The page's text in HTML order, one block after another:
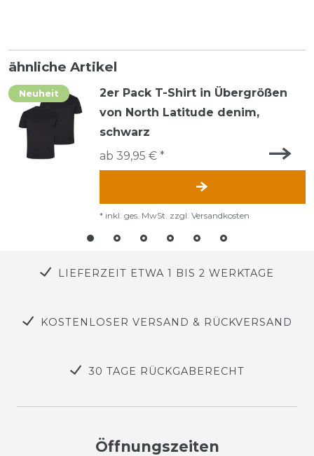
ähnliche Artikel
Neuheit
2er Pack T-Shirt in Übergrößen
von North Latitude denim,
schwarz
ab 39,95 € *
* inkl. ges. MwSt. zzgl. Versandkosten
LIEFERZEIT ETWA 1 BIS 2 WERKTAGE
KOSTENLOSER VERSAND & RÜCKVERSAND
30 TAGE RÜCKGABERECHT
Öffnungszeiten